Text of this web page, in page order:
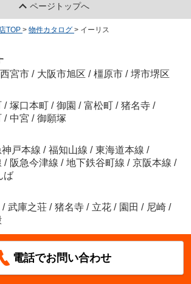
ページトップへ
TOP > 物件カタログ > イーリス
西宮市 / 大阪市旭区 / 橿原市 / 堺市堺区
/ 塚口本町 / 御園 / 富松町 / 猪名寺 /
/ 中宮 / 御願塚
神戸本線 / 福知山線 / 東海道本線 /
/ 阪急今津線 / 地下鉄谷町線 / 京阪本線 /
ば
/ 武庫之荘 / 猪名寺 / 立花 / 園田 / 尼崎 /
電話でお問い合わせ